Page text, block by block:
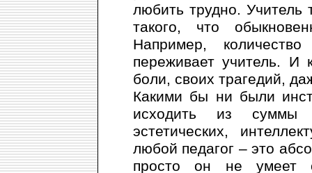
любить трудно. Учитель
такого, что
Например,
переживает учитель. И
боли, своих трагедий,
Какими бы ни были
исходить из суммы
эстетических,
любой педагог – это
просто он не умеет